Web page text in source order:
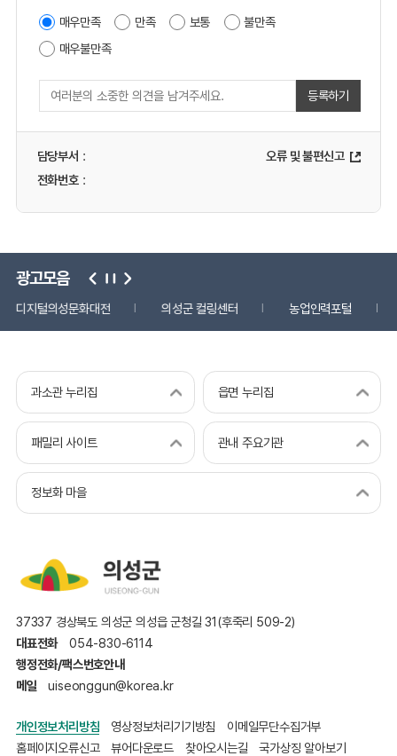
매우만족 만족 보통
불만족
매우불만족
등록하기
담당부서 :
전화번호:
오류 및 불편신고
광고모음
디지털의성문화대전 의성군 컬링센터 농업인력포털
과소관 누리집 읍면 누리집
패밀리 사이트 관내 주요기관
정보화 마을
37337 경상북도 의성군 의성읍 군청길 31(후죽리 509-2)
대표전화
054-830-6114
행정전화/팩스번호안내
메일
uiseonggun@korea.kr
개인정보처리방침 영상정보처리기기방침
이메일무단수집거부
홈페이지오류신고
뷰어다운로드 찾아오시는길 국가상징 알아보기